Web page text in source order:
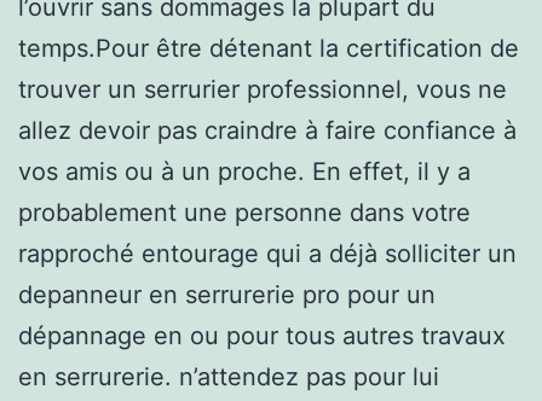
l’ouvrir sans dommages la plupart du
temps.Pour être détenant la certification de
trouver un serrurier professionnel, vous ne
allez devoir pas craindre à faire confiance à
vos amis ou à un proche. En effet, il y a
probablement une personne dans votre
rapproché entourage qui a déjà solliciter un
depanneur en serrurerie pro pour un
dépannage en ou pour tous autres travaux
en serrurerie. n’attendez pas pour lui